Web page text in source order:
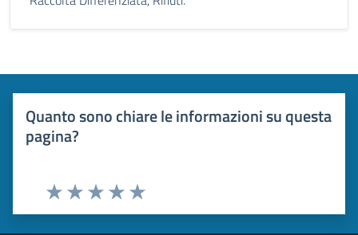
Quanto sono chiare le informazioni su questa
pagina?
Valuta 5 stelle su 5
Valuta 4 stelle su 5
Valuta 3 stelle su 5
Valuta 2 stelle su 5
Valuta 1 stelle su 5